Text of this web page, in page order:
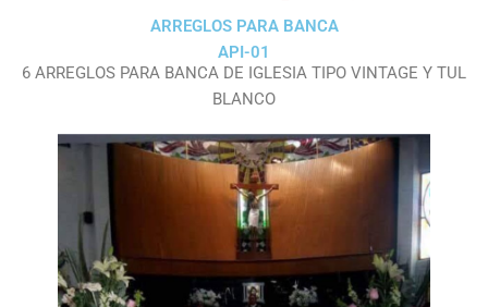
ARREGLOS PARA BANCA
API-01
6 ARREGLOS PARA BANCA DE IGLESIA TIPO VINTAGE Y TUL
BLANCO